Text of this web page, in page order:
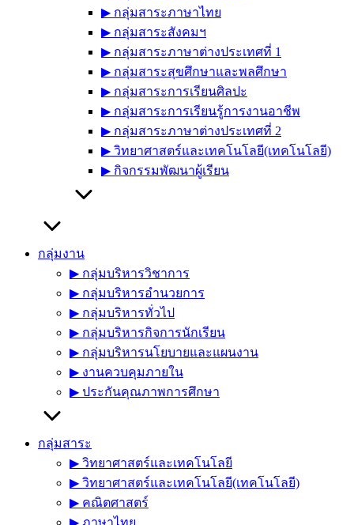
▶︎ กลุ่มสาระภาษาไทย
▶︎ กลุ่มสาระสังคมฯ
▶︎ กลุ่มสาระภาษาต่างประเทศที่ 1
▶︎ กลุ่มสาระสุขศึกษาและพลศึกษา
▶︎ กลุ่มสาระการเรียนศิลปะ
▶︎ กลุ่มสาระการเรียนรู้การงานอาชีพ
▶︎ กลุ่มสาระภาษาต่างประเทศที่ 2
▶︎ วิทยาศาสตร์และเทคโนโลยี(เทคโนโลยี)
▶︎ กิจกรรมพัฒนาผู้เรียน
กลุ่มงาน
▶︎ กลุ่มบริหารวิชาการ
▶︎ กลุ่มบริหารอำนวยการ
▶︎ กลุ่มบริหารทั่วไป
▶︎ กลุ่มบริหารกิจการนักเรียน
▶︎ กลุ่มบริหารนโยบายและแผนงาน
▶︎ งานควบคุมภายใน
▶︎ ประกันคุณภาพการศึกษา
กลุ่มสาระ
▶︎ วิทยาศาสตร์และเทคโนโลยี
▶︎ วิทยาศาสตร์และเทคโนโลยี(เทคโนโลยี)
▶︎ คณิตศาสตร์
▶︎ ภาษาไทย